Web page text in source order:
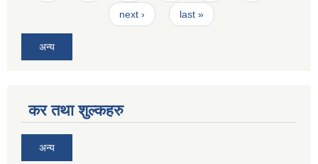
next › last »
अन्य
कर तथा शुल्कहरु
अन्य